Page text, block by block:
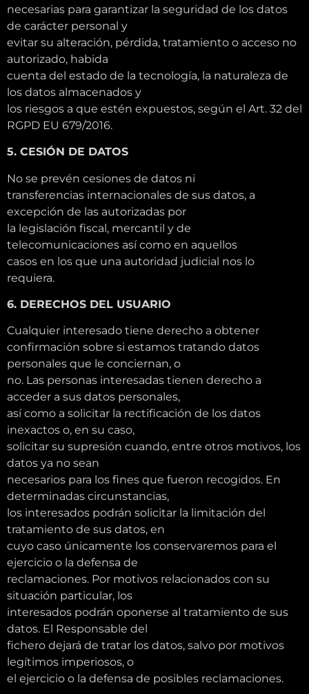
necesarias para garantizar la seguridad de los datos
de carácter personal y
evitar su alteración, pérdida, tratamiento o acceso no
autorizado, habida
cuenta del estado de la tecnología, la naturaleza de
los datos almacenados y
los riesgos a que estén expuestos, según el Art. 32 del
RGPD EU 679/2016.
5. CESIÓN DE DATOS
No se prevén cesiones de datos ni
transferencias internacionales de sus datos, a
excepción de las autorizadas por
la legislación fiscal, mercantil y de
telecomunicaciones así como en aquellos
casos en los que una autoridad judicial nos lo
requiera.
6. DERECHOS DEL USUARIO
Cualquier interesado tiene derecho a obtener
confirmación sobre si estamos tratando datos
personales que le conciernan, o
no. Las personas interesadas tienen derecho a
acceder a sus datos personales,
así como a solicitar la rectificación de los datos
inexactos o, en su caso,
solicitar su supresión cuando, entre otros motivos, los
datos ya no sean
necesarios para los fines que fueron recogidos. En
determinadas circunstancias,
los interesados podrán solicitar la limitación del
tratamiento de sus datos, en
cuyo caso únicamente los conservaremos para el
ejercicio o la defensa de
reclamaciones. Por motivos relacionados con su
situación particular, los
interesados podrán oponerse al tratamiento de sus
datos. El Responsable del
fichero dejará de tratar los datos, salvo por motivos
legítimos imperiosos, o
el ejercicio o la defensa de posibles reclamaciones.